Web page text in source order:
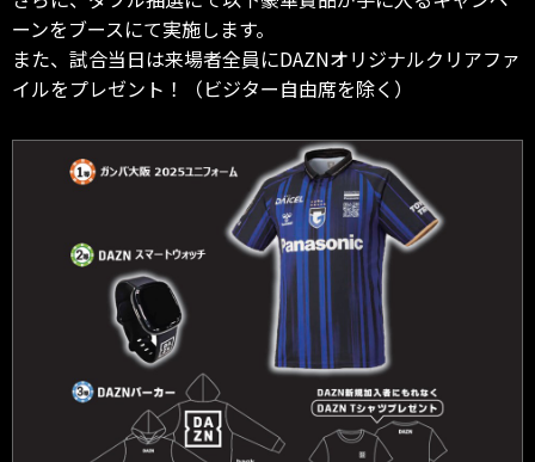
ーンをブースにて実施します。
また、試合当日は来場者全員にDAZNオリジナルクリアファ
イルをプレゼント！（ビジター自由席を除く）